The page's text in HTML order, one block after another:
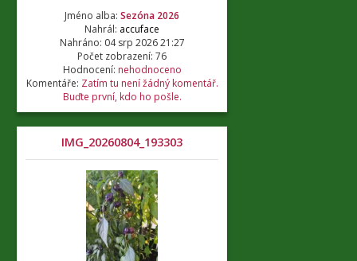
Jméno alba: Sezóna 2026
Nahrál: accuface
Nahráno: 04 srp 2026 21:27
Počet zobrazení: 76
Hodnocení: nehodnoceno
Komentáře: Zatím tu není žádný komentář.
Buďte první, kdo ho pošle.
IMG_20260804_193303